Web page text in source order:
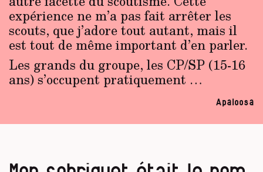
expérience ne m’a pas fait arrêter les
scouts, que j’adore tout autant, mais il
est tout de même important d’en parler.
Les grands du groupe, les CP/SP (15-16
ans) s’occupent pratiquement …
Apaloosa